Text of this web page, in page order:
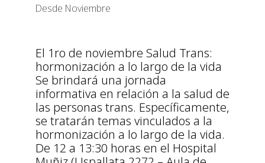
Desde Noviembre
El 1ro de noviembre Salud Trans:
hormonización a lo largo de la vida
Se brindará una jornada
informativa en relación a la salud de
las personas trans. Específicamente,
se tratarán temas vinculados a la
hormonización a lo largo de la vida.
De 12 a 13:30 horas en el Hospital